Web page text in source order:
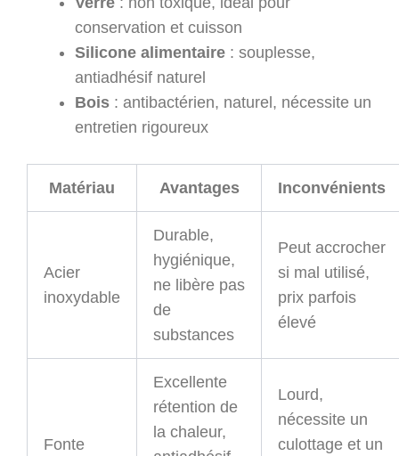
conservation et cuisson
Silicone alimentaire : souplesse,
antiadhésif naturel
Bois : antibactérien, naturel, nécessite un
entretien rigoureux
Matériau Avantages Inconvénients
Acier
inoxydable
Durable,
hygiénique,
ne libère pas
de
substances
Peut accrocher
si mal utilisé,
prix parfois
élevé
Fonte
Excellente
rétention de
la chaleur,
Lourd,
nécessite un
culottage et un